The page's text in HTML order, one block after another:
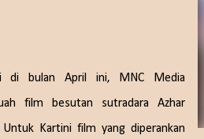
di bulan April ini, MNC Media
film besutan sutradara Azhar
Kartini film yang diperankan